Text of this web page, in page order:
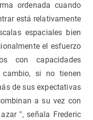
ordenada cuando
está relativamente
espaciales bien
el esfuerzo
con capacidades
cambio, si no tienen
de sus expectativas
a su vez con
", señala Frederic